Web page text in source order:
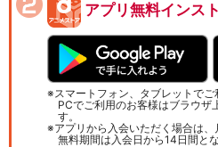
アプリ無料インス
スマートフォン、タブレットでご
PCでご利用のお客様はブラウザ
す。
アプリから入会いただく場合は
無料期間は入会日から14日間とな